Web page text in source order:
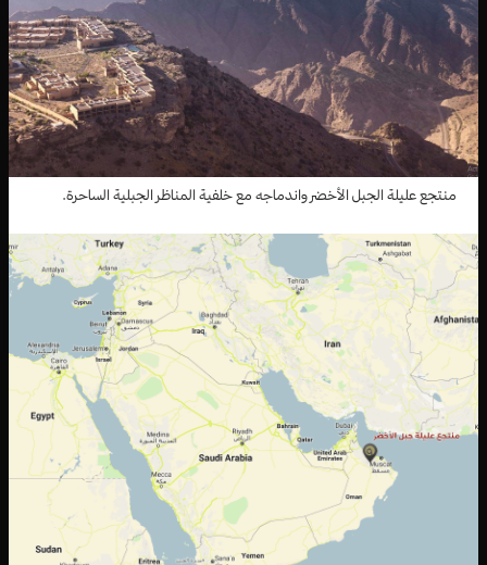
منتجع عليلة الجبل الأخضر واندماجه مع خلفية المناظر الجبلية الساحرة.